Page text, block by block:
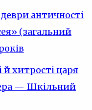
античності
(загальний
хитрості царя
— Шкільний